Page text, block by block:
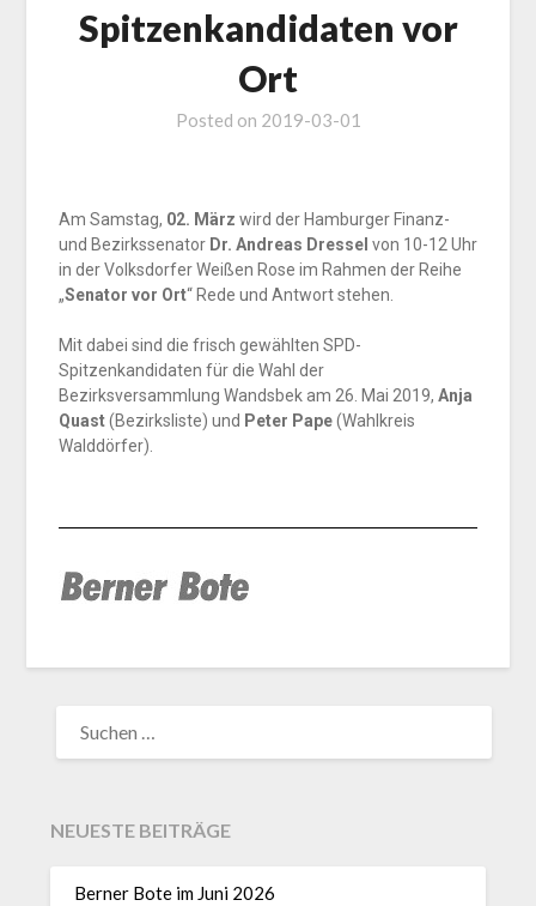
Spitzenkandidaten vor
Ort
Posted on 2019-03-01
Am Samstag, 02. März wird der Hamburger Finanz-
und Bezirkssenator Dr. Andreas Dressel von 10-12 Uhr
in der Volksdorfer Weißen Rose im Rahmen der Reihe
„Senator vor Ort“ Rede und Antwort stehen.
Mit dabei sind die frisch gewählten SPD-
Spitzenkandidaten für die Wahl der
Bezirksversammlung Wandsbek am 26. Mai 2019, Anja
Quast(Bezirksliste) und Peter Pape(Wahlkreis
Walddörfer).
NEUESTE BEITRÄGE
Berner Bote im Juni 2026